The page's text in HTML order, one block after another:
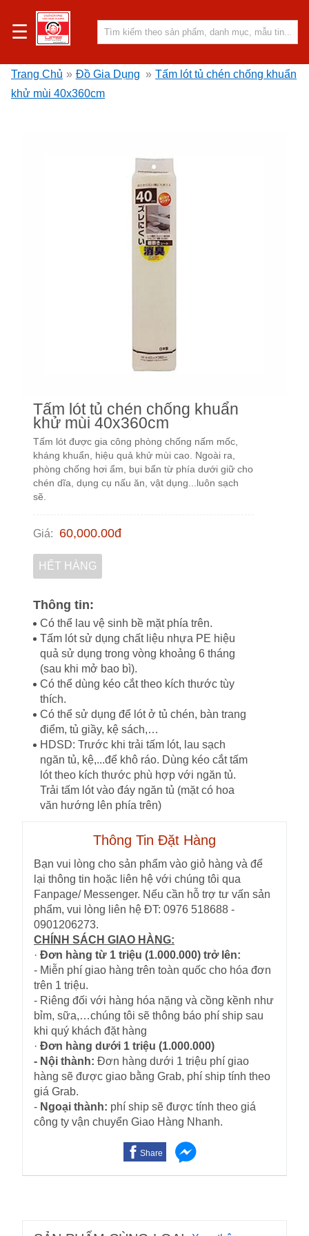
☰
Trang Chủ » Đồ Gia Dụng » Tấm lót tủ chén chống khuẩn
khử mùi 40x360cm
Tấm lót tủ chén chống khuẩn
khử mùi 40x360cm
Tấm lót được gia công phòng chống nấm mốc,
kháng khuẩn, hiệu quả khử mùi cao. Ngoài ra,
phòng chống hơi ẩm, bụi bẩn từ phía dưới giữ cho
chén dĩa, dụng cụ nấu ăn, vật dụng...luôn sạch
sẽ.
Giá: 60,000.00đ
HẾT HÀNG
Thông tin:
Có thể lau vệ sinh bề mặt phía trên.
Tấm lót sử dụng chất liệu nhựa PE hiệu
quả sử dụng trong vòng khoảng 6 tháng
(sau khi mở bao bì).
Có thể dùng kéo cắt theo kích thước tùy
thích.
Có thể sử dụng để lót ở tủ chén, bàn trang
điểm, tủ giầy, kệ sách,…
HDSD: Trước khi trải tấm lót, lau sạch
ngăn tủ, kệ,...để khô ráo. Dùng kéo cắt tấm
lót theo kích thước phù hợp với ngăn tủ.
Trải tấm lót vào đáy ngăn tủ (mặt có hoa
văn hướng lên phía trên)
Thông Tin Đặt Hàng
Bạn vui lòng cho sản phẩm vào giỏ hàng và để
lại thông tin hoặc liên hệ với chúng tôi qua
Fanpage/ Messenger. Nếu cần hỗ trợ tư vấn sản
phẩm, vui lòng liên hệ ĐT: 0976 518688 -
0901206273.
CHÍNH SÁCH GIAO HÀNG:
· Đơn hàng từ 1 triệu (1.000.000) trở lên:
- Miễn phí giao hàng trên toàn quốc cho hóa đơn
trên 1 triệu.
- Riêng đối với hàng hóa nặng và cồng kềnh như
bỉm, sữa,…chúng tôi sẽ thông báo phí ship sau
khi quý khách đặt hàng
· Đơn hàng dưới 1 triệu (1.000.000)
- Nội thành: Đơn hàng dưới 1 triệu phí giao
hàng sẽ được giao bằng Grab, phí ship tính theo
giá Grab.
- Ngoại thành: phí ship sẽ được tính theo giá
công ty vận chuyển Giao Hàng Nhanh.
Share